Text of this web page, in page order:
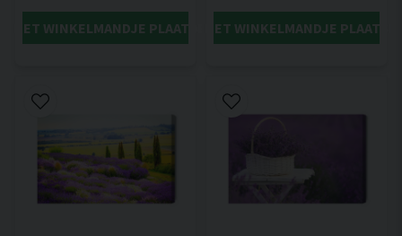
HET WINKELMANDJE PLAATSENIN HET WINKELMANDJE